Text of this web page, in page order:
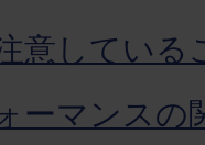
意している
ーマンスの